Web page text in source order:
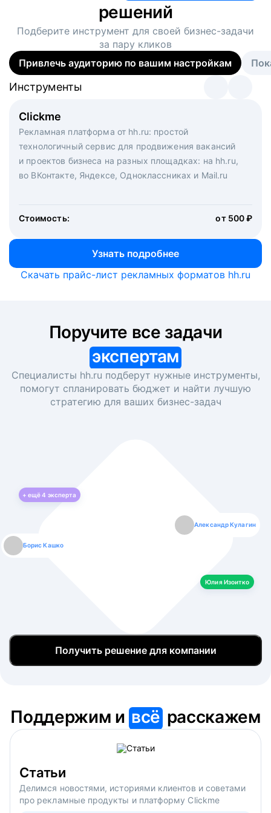
решений
Подберите инструмент для своей бизнес-задачи
за пару кликов
Привлечь аудиторию по вашим настройкам
Clickme
Рекламная платформа от hh.ru: простой
технологичный сервис для продвижения вакансий
и проектов бизнеса на разных площадках: на hh.ru,
во ВКонтакте, Яндексе, Одноклассниках и Mail.ru
Стоимость: от 500 ₽
Узнать подробнее
Инструменты
Вакансия дня
Рекламный формат для вакансий на главной странице
hh.ru. Увеличивает количество откликов
Инструменты
Массовый подбор под ключ. Решите, сколько
кандидатов и когда вам нужно, и за дело возьмутся
маркетологи, рекрутеры и проектные менеджеры
hh.ru с целым набором digital-инструментов
Инструменты
Скачать прайс-лист рекламных форматов hh.ru
экспертам
Специалисты hh.ru подберут нужные инструменты,
помогут спланировать бюджет и найти лучшую
стратегию для ваших бизнес-задач
+ ещё4 эксперта
Борис Кашко
Александр Кулагин
Юлия Изоитко
Юлия Изоитко
Даниил Макаров
Александр Кулагин
Екатерина Лазаренко
Даниил Макаров
Борис Кашко
Екатерина Лазаренко
Юлия Изоитко
Получить решение для компании
Поддержим ивсё расскажем
Статьи
Делимся новостями, историями клиентов и советами
про рекламные продукты и платформу Clickme